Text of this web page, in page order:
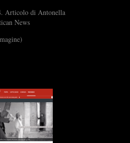
Articolo di Antonella
News